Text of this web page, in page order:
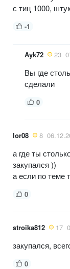
с тиц 1000,
-1
Ayk72 23
Вы где
сделали
0
lor08 8
а где ты
закупался ))
а если по теме
0
stroika812 17
закупался,
0